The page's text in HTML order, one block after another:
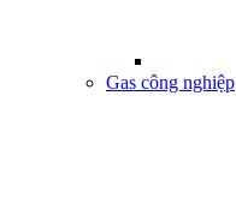
Gas công nghiệp